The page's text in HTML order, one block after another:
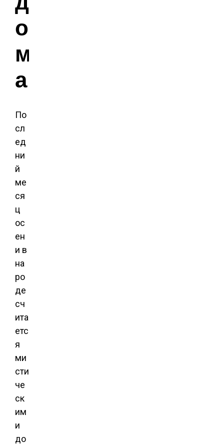
о
м
а
По
сл
ед
ни
й
ме
ся
ц
ос
ен
и в
на
ро
де
сч
ита
етс
я
ми
сти
че
ск
им
и
до